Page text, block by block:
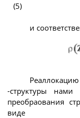
(5)
и
-структуры нами
преобраования
виде